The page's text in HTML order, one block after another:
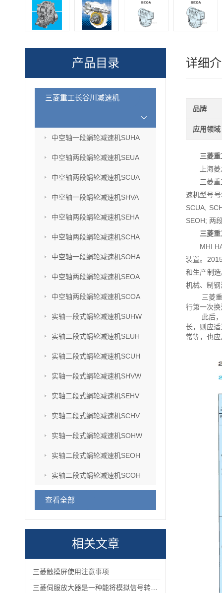
产品目录
三菱重工长谷川减速机
中空轴一段蜗轮减速机SUHA
中空轴两段蜗轮减速机SEUA
中空轴两段蜗轮减速机SCUA
中空轴一段蜗轮减速机SHVA
中空轴两段蜗轮减速机SEHA
中空轴两段蜗轮减速机SCHA
中空轴一段蜗轮减速机SOHA
中空轴两段蜗轮减速机SEOA
中空轴两段蜗轮减速机SCOA
实轴一段式蜗轮减速机SUHW
实轴二段式蜗轮减速机SEUH
实轴二段式蜗轮减速机SCUH
实轴一段式蜗轮减速机SHVW
实轴二段式蜗轮减速机SEHV
实轴二段式蜗轮减速机SCHV
实轴一段式蜗轮减速机SOHW
实轴二段式蜗轮减速机SEOH
实轴二段式蜗轮减速机SCOH
查看全部
相关文章
三菱触摸屏使用注意事项
详细
品牌
应用领域
三菱
上海
三菱
速机型号
SCUA,
SEOH; 两
三菱
MHI
装置。
和生产制
机械、制
三菱
行第一次
此后
长，则应
常等，也